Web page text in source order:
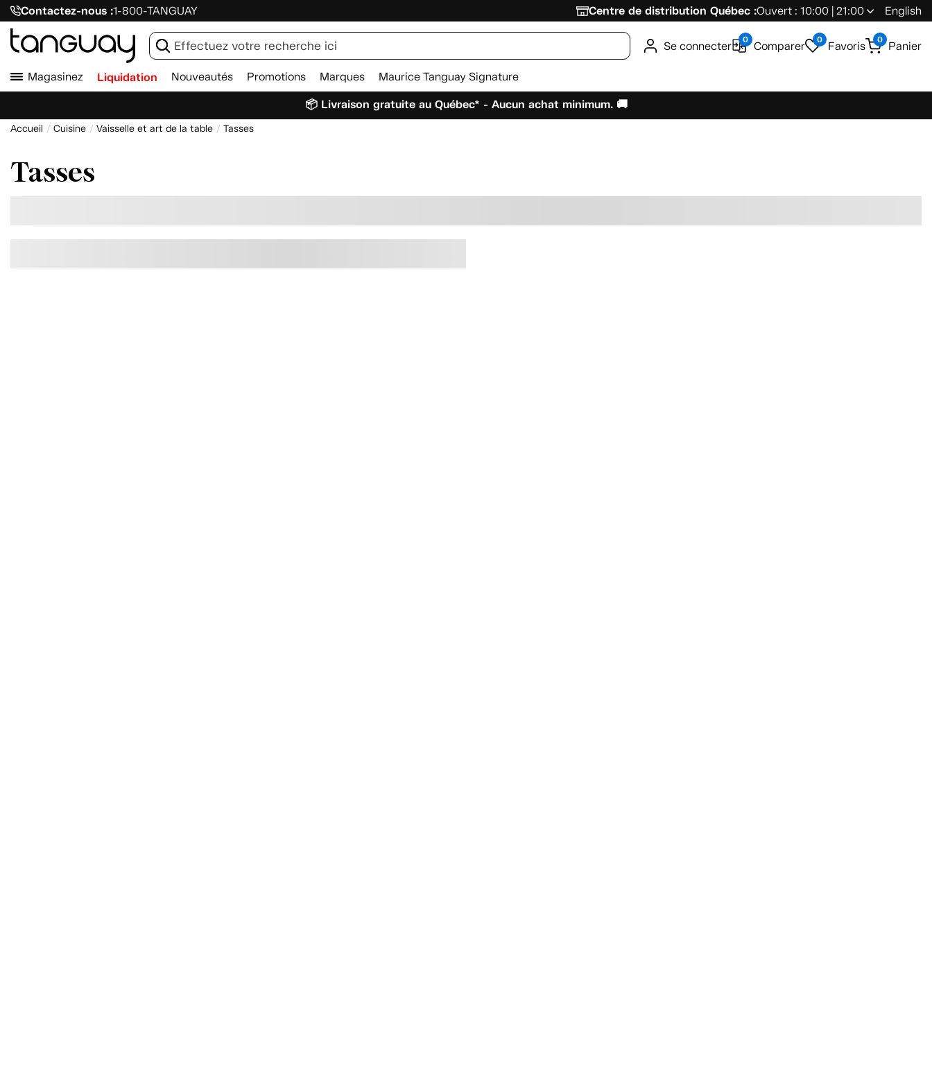
Contactez-nous :1-800-TANGUAY Centre de distribution Québec :Ouvert : 10:00 | 21:00 English
Se connecter 0 Comparer 0 Favoris 0 Panier
Magasinez Liquidation Nouveautés Promotions Marques Maurice Tanguay Signature
📦 Livraison gratuite au Québec* - Aucun achat minimum. 🚚
Accueil Cuisine Vaisselle et art de la table Tasses
Tasses